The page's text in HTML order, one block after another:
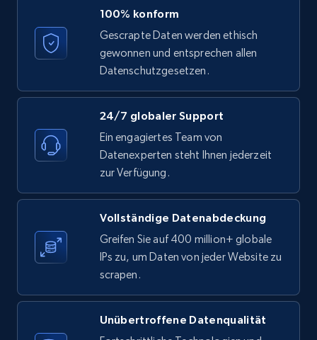
URL, ID, User id, Use url, Title, Headline, Post
text, Date posted, and more.
11.3K+ 1.5K+ Gratis testen
LinkedIn posts - Discover new posts
URL, ID, User id, Use url, Title, Headline, Post
text, Date posted, and more.
11.3K+ 1.5K+ Gratis testen
X (formerly Twitter) - Posts
100% konform
Gescrapte Daten werden ethisch
gewonnen und entsprechen allen
Datenschutzgesetzen.
24/7 globaler Support
Ein engagiertes Team von
Datenexperten steht Ihnen jederzeit
zur Verfügung.
Vollständige Datenabdeckung
Greifen Sie auf 400 million+ globale
IPs zu, um Daten von jeder Website zu
scrapen.
Unübertroffene Datenqualität